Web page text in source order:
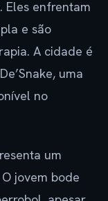
Eles enfrentam
e são
A cidade é
uma
no
um
jovem bode